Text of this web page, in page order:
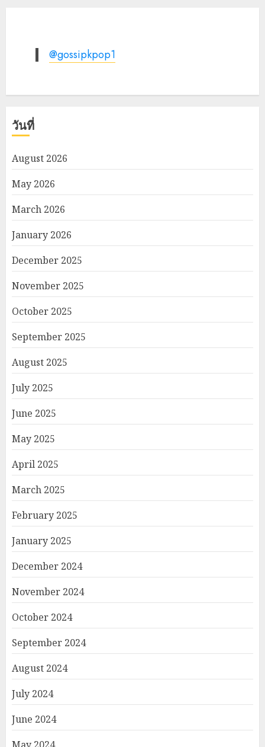
@gossipkpop1
วันที่
August 2026
May 2026
March 2026
January 2026
December 2025
November 2025
October 2025
September 2025
August 2025
July 2025
June 2025
May 2025
April 2025
March 2025
February 2025
January 2025
December 2024
November 2024
October 2024
September 2024
August 2024
July 2024
June 2024